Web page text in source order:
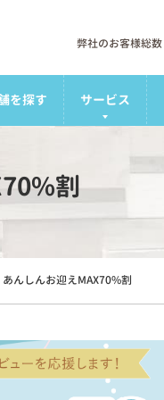
弊社のお客様総数
を探す サービス
割
あんしんお迎えMAX70%割